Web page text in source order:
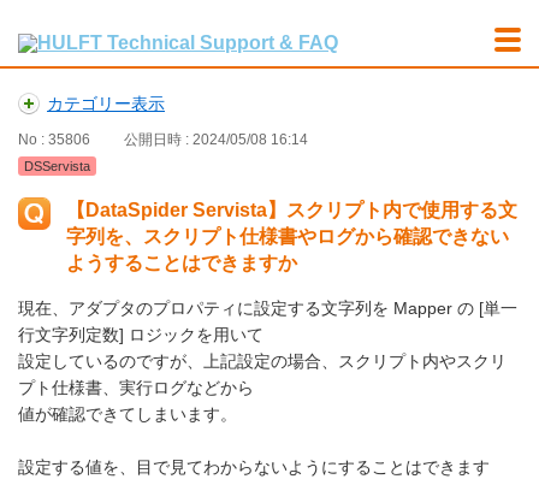
カテゴリー表示
No : 35806 公開日時 : 2024/05/08 16:14
DSServista
【DataSpider Servista】スクリプト内で使用する文
字列を、スクリプト仕様書やログから確認できない
ようすることはできますか
現在、アダプタのプロパティに設定する文字列を Mapper の [単一
行文字列定数] ロジックを用いて
設定しているのですが、上記設定の場合、スクリプト内やスクリ
プト仕様書、実行ログなどから
値が確認できてしまいます。
設定する値を、目で見てわからないようにすることはできます